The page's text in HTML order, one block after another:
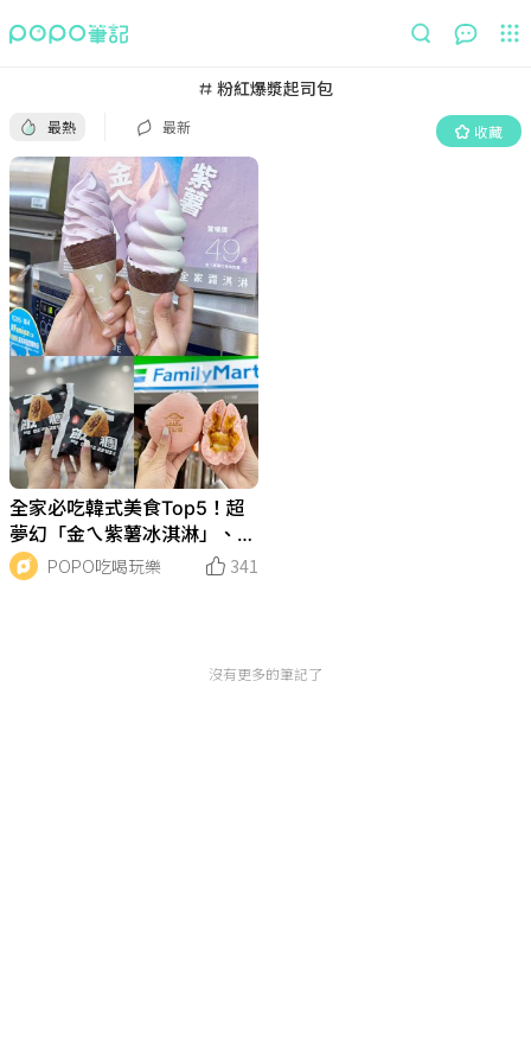
粉紅爆漿起司包
最熱 最新 收藏
最新 收藏
全家必吃韓式美食Top5！超
夢幻「金ㄟ紫薯冰淇淋」、爆
漿款「粉紅起司包」、新口味
鍋巴飯...快去嘗鮮！
POPO吃喝玩樂 341
沒有更多的筆記了